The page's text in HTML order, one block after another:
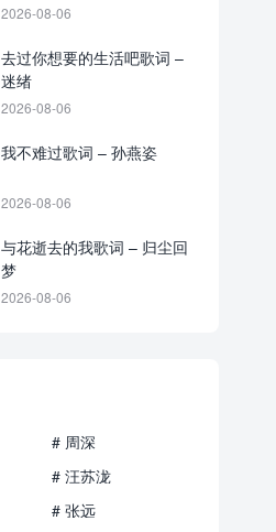
2026-08-06
去过你想要的生活吧歌词 –
迷绪
2026-08-06
我不难过歌词 – 孙燕姿
2026-08-06
与花逝去的我歌词 – 归尘回
梦
2026-08-06
# 周深
# 汪苏泷
# 张远